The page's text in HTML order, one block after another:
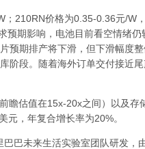
210RN价格为0.35-0.36元/W
预期影响，电池目前看空情绪
预期排产将下滑，但下滑幅度
阶段。随着海外订单交付接近
估值在15x-20x之间）以及存
，年复合增长率为20%。
未来生活实验室团队研发，